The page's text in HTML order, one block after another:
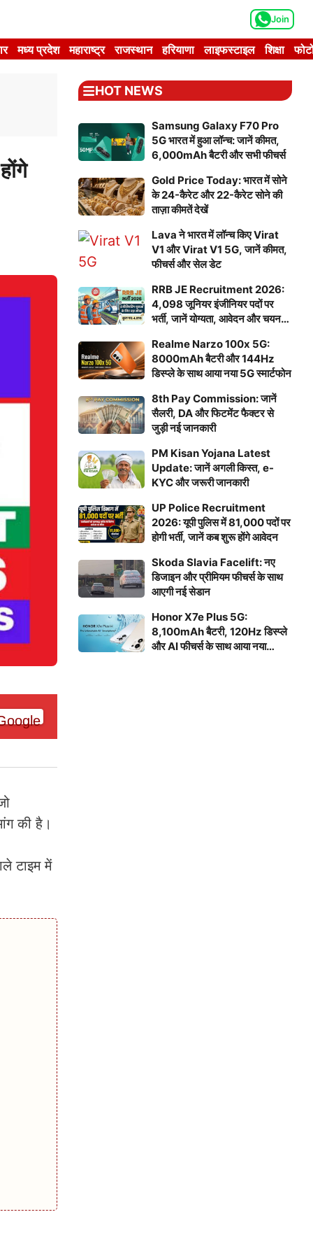
Join
मध्य प्रदेश महाराष्ट्र राजस्थान हरियाणा लाइफस्टाइल शिक्षा
की है।
टाइम में
HOT NEWS
Samsung Galaxy F70 Pro
5G भारत में हुआ लॉन्च: जानें कीमत,
6,000mAh बैटरी और सभी फीचर्स
Gold Price Today: भारत में सोने
के 24-कैरेट और 22-कैरेट सोने की
ताज़ा कीमतें देखें
Lava ने भारत में लॉन्च किए Virat
V1 और Virat V1 5G, जानें कीमत,
फीचर्स और सेल डेट
RRB JE Recruitment 2026:
4,098 जूनियर इंजीनियर पदों पर
भर्ती, जानें योग्यता, आवेदन और चयन
Realme Narzo 100x 5G:
8000mAh बैटरी और 144Hz
डिस्प्ले के साथ आया नया 5G स्मार्टफोन
8th Pay Commission: जानें
सैलरी, DA और फिटमेंट फैक्टर से
जुड़ी नई जानकारी
PM Kisan Yojana Latest
Update: जानें अगली किस्त, e-
KYC और जरूरी जानकारी
UP Police Recruitment
2026: यूपी पुलिस में 81,000 पदों पर
होगी भर्ती, जानें कब शुरू होंगे आवेदन
Skoda Slavia Facelift: नए
डिजाइन और प्रीमियम फीचर्स के साथ
आएगी नई सेडान
Honor X7e Plus 5G:
8,100mAh बैटरी, 120Hz डिस्प्ले
और AI फीचर्स के साथ आया नया